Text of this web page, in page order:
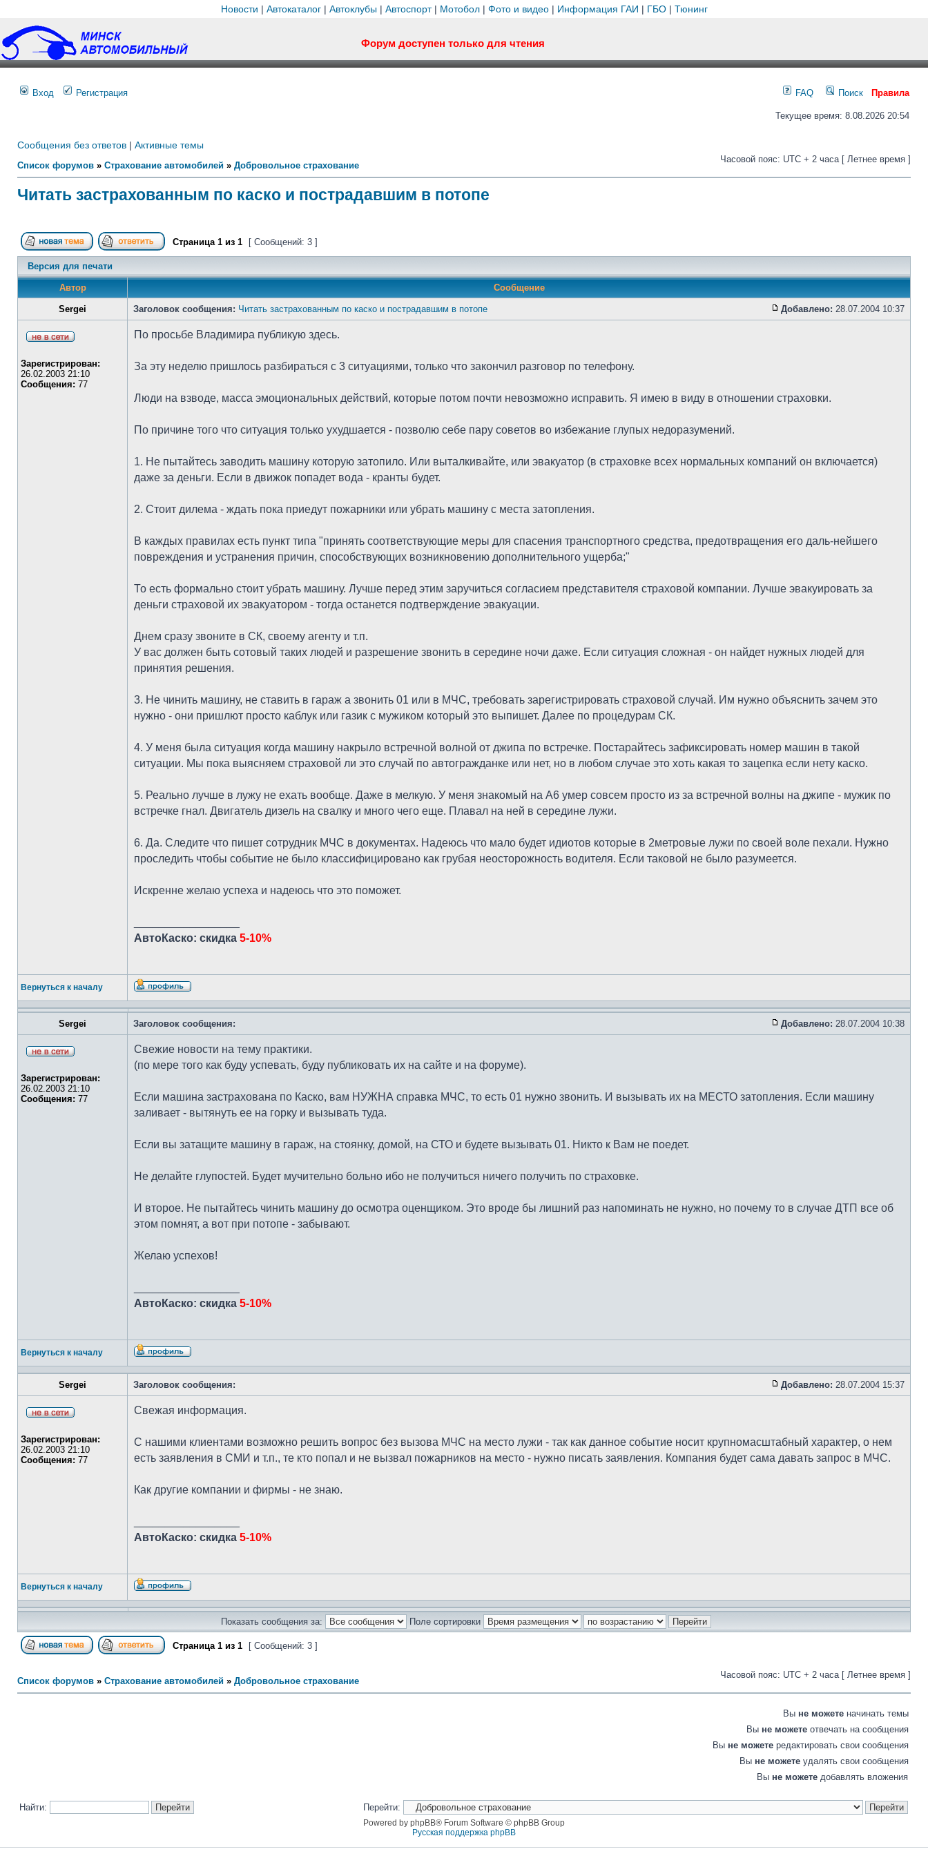
Новости | Автокаталог| Автоклубы| Автоспорт| Мотобол| Фото и видео| Информация ГАИ | ГБО| Тюнинг
Форум доступен только для чтения
Вход Регистрация FAQ Поиск Правила
Текущее время: 8.08.2026 20:54
Сообщения без ответов | Активные темы
Список форумов » Страхование автомобилей » Добровольное страхование
Часовой пояс: UTC + 2 часа [ Летнее время ]
Читать застрахованным по каско и пострадавшим в потопе
Страница 1 из 1 [ Сообщений: 3 ]
Версия для печати
Автор Сообщение
Sergei Заголовок сообщения: Читать застрахованным по каско и пострадавшим в потопе Добавлено: 28.07.2004 10:37
Зарегистрирован:
26.02.2003 21:10
Сообщения: 77
По просьбе Владимира публикую здесь.
За эту неделю пришлось разбираться с 3 ситуациями, только что закончил разговор по телефону.
Люди на взводе, масса эмоциональных действий, которые потом почти невозможно исправить. Я имею в виду в отношении страховки.
По причине того что ситуация только ухудшается - позволю себе пару советов во избежание глупых недоразумений.
1. Не пытайтесь заводить машину которую затопило. Или выталкивайте, или эвакуатор (в страховке всех нормальных компаний он включается)
даже за деньги. Если в движок попадет вода - кранты будет.
2. Стоит дилема - ждать пока приедут пожарники или убрать машину с места затопления.
В каждых правилах есть пункт типа "принять соответствующие меры для спасения транспортного средства, предотвращения его даль-нейшего
повреждения и устранения причин, способствующих возникновению дополнительного ущерба;"
То есть формально стоит убрать машину. Лучше перед этим заручиться согласием представителя страховой компании. Лучше эвакуировать за
деньги страховой их эвакуатором - тогда останется подтверждение эвакуации.
Днем сразу звоните в СК, своему агенту и т.п.
У вас должен быть сотовый таких людей и разрешение звонить в середине ночи даже. Если ситуация сложная - он найдет нужных людей для
принятия решения.
3. Не чинить машину, не ставить в гараж а звонить 01 или в МЧС, требовать зарегистрировать страховой случай. Им нужно объяснить зачем это
нужно - они пришлют просто каблук или газик с мужиком который это выпишет. Далее по процедурам СК.
4. У меня была ситуация когда машину накрыло встречной волной от джипа по встречке. Постарайтесь зафиксировать номер машин в такой
ситуации. Мы пока выясняем страховой ли это случай по автогражданке или нет, но в любом случае это хоть какая то зацепка если нету каско.
5. Реально лучше в лужу не ехать вообще. Даже в мелкую. У меня знакомый на А6 умер совсем просто из за встречной волны на джипе - мужик по
встречке гнал. Двигатель дизель на свалку и много чего еще. Плавал на ней в середине лужи.
6. Да. Следите что пишет сотрудник МЧС в документах. Надеюсь что мало будет идиотов которые в 2метровые лужи по своей воле пехали. Нужно
проследить чтобы событие не было классифицировано как грубая неосторожность водителя. Если таковой не было разумеется.
Искренне желаю успеха и надеюсь что это поможет.
АвтоКаско: скидка 5-10%
Вернуться к началу
Sergei Заголовок сообщения: Добавлено: 28.07.2004 10:38
Зарегистрирован:
26.02.2003 21:10
Сообщения: 77
Свежие новости на тему практики.
(по мере того как буду успевать, буду публиковать их на сайте и на форуме).
Если машина застрахована по Каско, вам НУЖНА справка МЧС, то есть 01 нужно звонить. И вызывать их на МЕСТО затопления. Если машину
заливает - вытянуть ее на горку и вызывать туда.
Если вы затащите машину в гараж, на стоянку, домой, на СТО и будете вызывать 01. Никто к Вам не поедет.
Не делайте глупостей. Будет мучительно больно ибо не получиться ничего получить по страховке.
И второе. Не пытайтесь чинить машину до осмотра оценщиком. Это вроде бы лишний раз напоминать не нужно, но почему то в случае ДТП все об
этом помнят, а вот при потопе - забывают.
Желаю успехов!
АвтоКаско: скидка 5-10%
Вернуться к началу
Sergei Заголовок сообщения: Добавлено: 28.07.2004 15:37
Зарегистрирован:
26.02.2003 21:10
Сообщения: 77
Cвежая информация.
С нашими клиентами возможно решить вопрос без вызова МЧС на место лужи - так как данное событие носит крупномасштабный характер, о нем
есть заявления в СМИ и т.п., те кто попал и не вызвал пожарников на место - нужно писать заявления. Компания будет сама давать запрос в МЧС.
Как другие компании и фирмы - не знаю.
АвтоКаско: скидка 5-10%
Вернуться к началу
Показать сообщения за: Поле сортировки
Страница 1 из 1 [ Сообщений: 3 ]
Список форумов » Страхование автомобилей » Добровольное страхование
Часовой пояс: UTC + 2 часа [ Летнее время ]
Вы не можете начинать темы
Вы не можете отвечать на сообщения
Вы не можете редактировать свои сообщения
Вы не можете удалять свои сообщения
Вы не можете добавлять вложения
Найти: Перейти:
Powered by phpBB® Forum Software © phpBB Group
Русская поддержка phpBB